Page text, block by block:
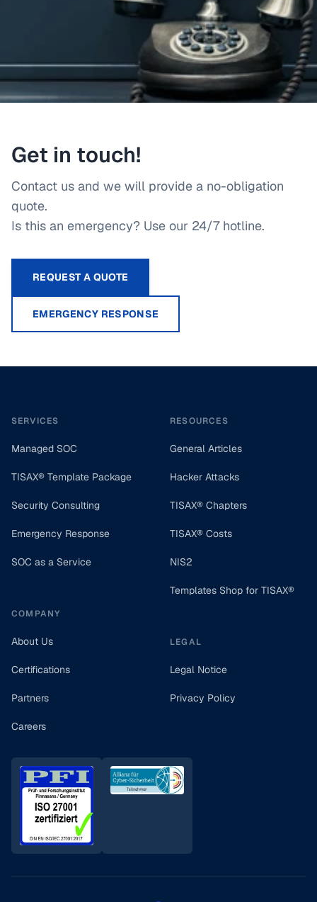
Get in touch!
Contact us and we will provide a no-obligation
quote.
Is this an emergency? Use our 24/7 hotline.
REQUEST A QUOTE
EMERGENCY RESPONSE
SERVICES
Managed SOC
TISAX® Template Package
Security Consulting
Emergency Response
SOC as a Service
COMPANY
About Us
Certifications
Partners
Careers
RESOURCES
General Articles
Hacker Attacks
TISAX® Chapters
TISAX® Costs
NIS2
Templates Shop for TISAX®
LEGAL
Legal Notice
Privacy Policy